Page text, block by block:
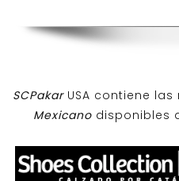
SCPakar USA contiene
Mexicanodisponibles